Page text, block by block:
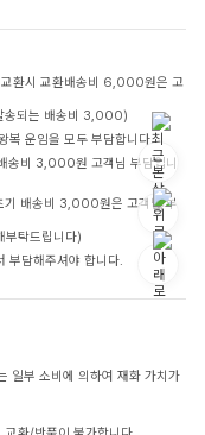
교환시 교환배송비 6,000원은 고
송되는 배송비 3,000)
복 운임을 모두 부담합니다.
송비 3,000원 고객님 부담입니
기 배송비 3,000원은 고객님 부
부탁드립니다)
부담해주셔야 합니다.
일부 소비에 의하여 재화 가치가